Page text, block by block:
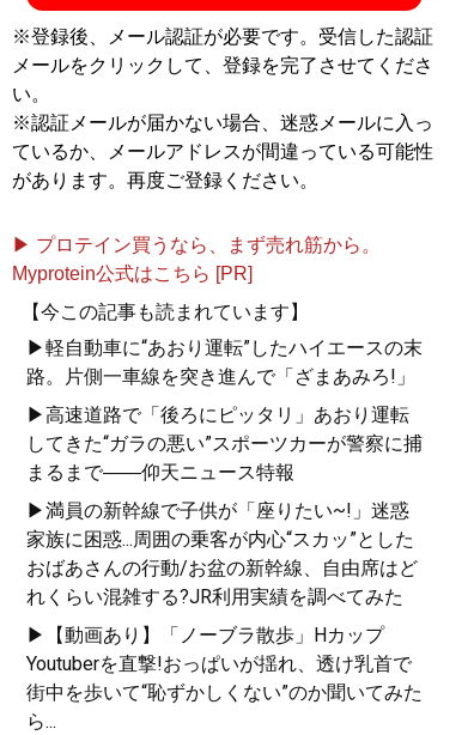
※登録後、メール認証が必要です。受信した認証
メールをクリックして、登録を完了させてくださ
い。
※認証メールが届かない場合、迷惑メールに入っ
ているか、メールアドレスが間違っている可能性
があります。再度ご登録ください。
▶ プロテイン買うなら、まず売れ筋から。
Myprotein公式はこちら [PR]
【今この記事も読まれています】
▶軽自動車に“あおり運転”したハイエースの末
路。片側一車線を突き進んで「ざまあみろ!」
▶高速道路で「後ろにピッタリ」あおり運転
してきた“ガラの悪い”スポーツカーが警察に捕
まるまで――仰天ニュース特報
▶満員の新幹線で子供が「座りたい~!」迷惑
家族に困惑...周囲の乗客が内心“スカッ”とした
おばあさんの行動/お盆の新幹線、自由席はど
れくらい混雑する?JR利用実績を調べてみた
▶【動画あり】「ノーブラ散歩」Hカップ
Youtuberを直撃!おっぱいが揺れ、透け乳首で
街中を歩いて“恥ずかしくない”のか聞いてみた
ら...